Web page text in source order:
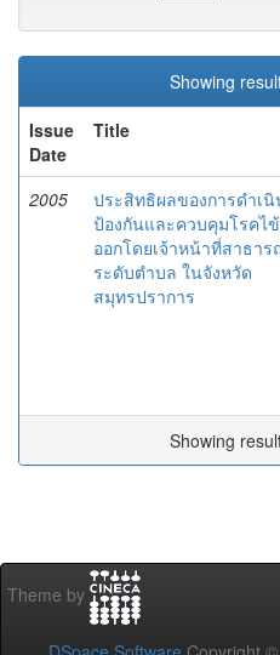
Showing
Issue
Date
Title
2005
ประสิทธิผลของการดำเ
ป้องกันและควบคุมโรคไ
ออกโดยเจ้าหน้าที่สาธา
ระดับตำบล ในจังหวัด
สมุทรปราการ
Showing
Theme by